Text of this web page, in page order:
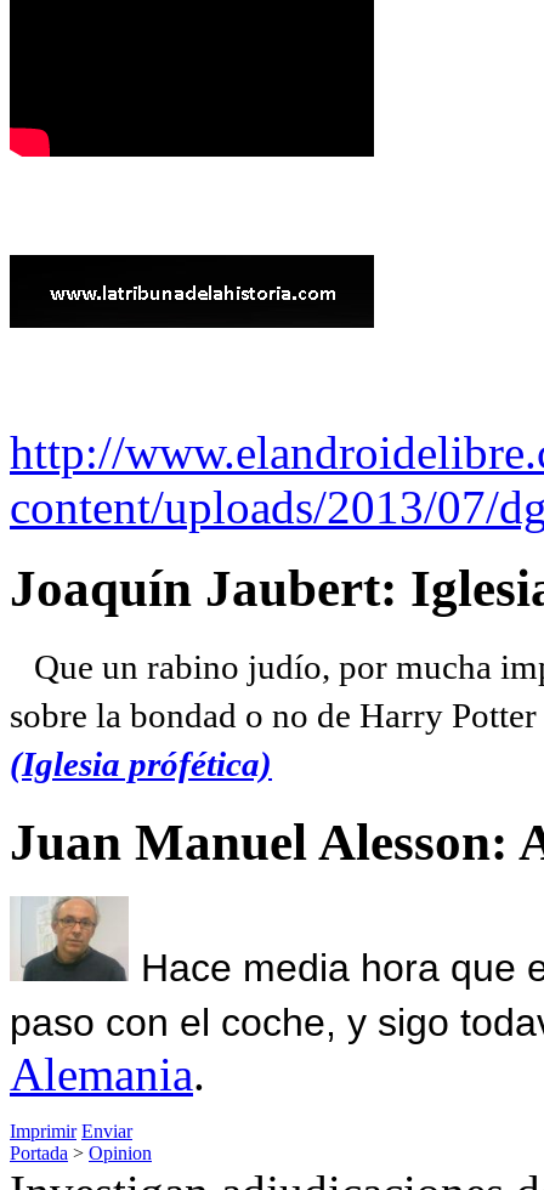
http://
content/uploads/2013/07/
Joaquín Jaubert:
Que un rabino judío, por mucha
sobre la bondad o no de Harry
(Iglesia prófética)
Juan Manuel Alesson:
Hace media hora que
paso con el coche, y sigo
Alemania.
Imprimir Enviar
Portada > Opinion